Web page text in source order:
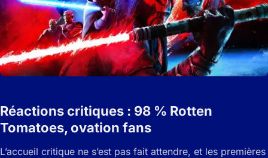
Réactions critiques : 98 % Rotten
Tomatoes, ovation fans
L’accueil critique ne s’est pas fait attendre, et les premières